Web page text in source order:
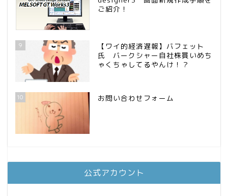
ご紹介！
9
【ワイ的経済遅報】バフェット
氏 バークシャー自社株買いめち
ゃくちゃしてるやんけ！？
10 お問い合わせフォーム
公式アカウント